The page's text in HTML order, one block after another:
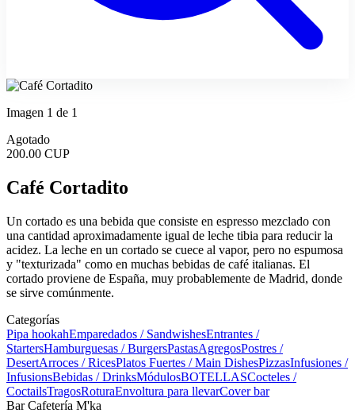
Imagen 1 de 1
Agotado
200.00 CUP
Café Cortadito
Un cortado es una bebida que consiste en espresso mezclado con
una cantidad aproximadamente igual de leche tibia para reducir la
acidez. La leche en un cortado se cuece al vapor, pero no espumosa
y "texturizada" como en muchas bebidas de café italianas. El
cortado proviene de España, muy probablemente de Madrid, donde
se sirve comúnmente.
Categorías
Pipa hookahEmparedados / SandwishesEntrantes /
StartersHamburguesas / BurgersPastasAgregosPostres /
DesertArroces / RicesPlatos Fuertes / Main DishesPizzasInfusiones /
InfusionsBebidas / DrinksMódulosBOTELLASCocteles /
CoctailsTragosRoturaEnvoltura para llevarCover bar
Bar Cafetería M'ka